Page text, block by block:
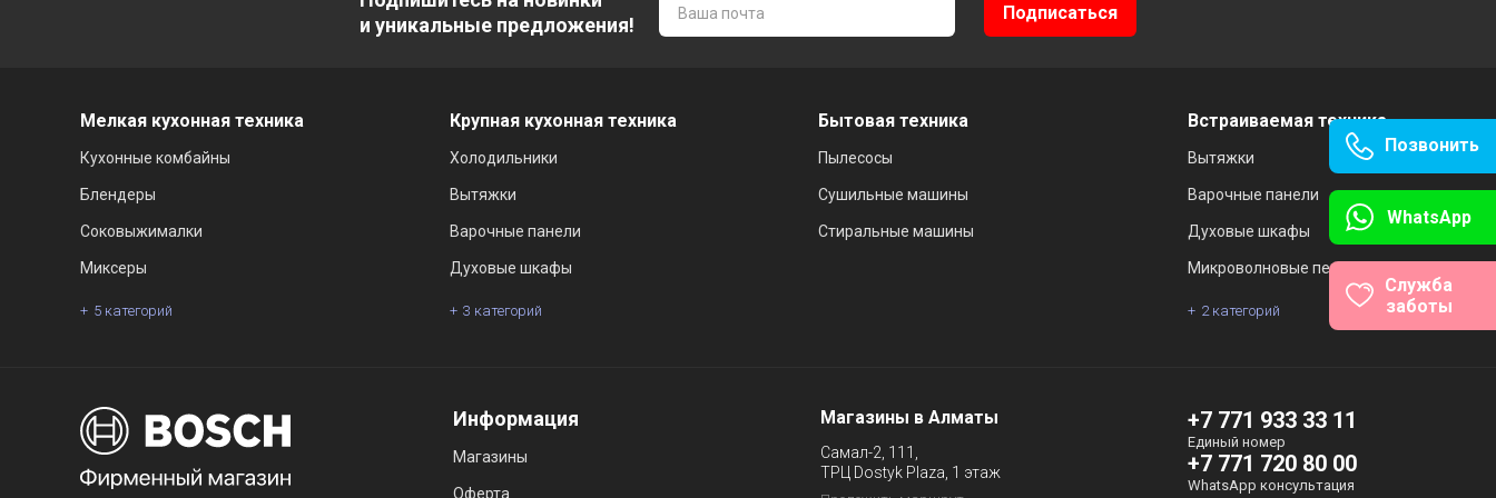
и уникальные предложения!
Мелкая кухонная техника
Кухонные комбайны
Блендеры
Соковыжималки
Миксеры
5 категорий
Крупная кухонная техника
Холодильники
Вытяжки
Варочные панели
Духовые шкафы
3 категорий
Бытовая техника
Пылесосы
Сушильные машины
Стиральные машины
Встраиваемая техника
Вытяжки
Варочные панели
Духовые шкафы
Микроволновые печи
2 категорий
Информация
Магазины
Оферта
Магазины в Алматы
Самал-2, 111,
ТРЦ Dostyk Plaza, 1 этаж
+7 771 933 33 11
Единый номер
+7 771 720 80 00
WhatsApp консультация
Позвонить
WhatsApp
Служба
заботы